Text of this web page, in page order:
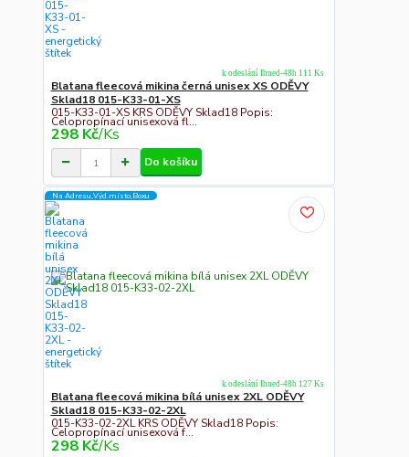
Blatana fleecová mikina černá unisex XS ODĚVY
Sklad18 015-K33-01-XS
015-K33-01-XS KRS ODĚVY Sklad18 Popis:
Celopropínací unisexová fl...
298 Kč/Ks
k odeslání Ihned-48h 111 Ks
Do košíku
Na Adresu,Výd.místo,Boxu
Blatana fleecová mikina bílá unisex 2XL ODĚVY
Sklad18 015-K33-02-2XL
015-K33-02-2XL KRS ODĚVY Sklad18 Popis:
Celopropínací unisexová f...
298 Kč/Ks
k odeslání Ihned-48h 127 Ks